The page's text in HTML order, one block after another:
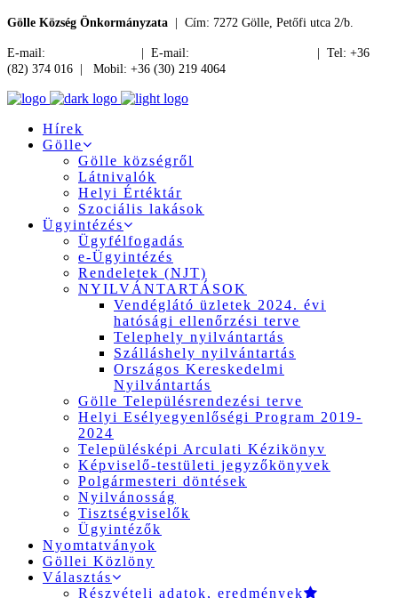
Gölle Község Önkormányzata | Cím: 7272 Gölle, Petőfi utca 2/b.
E-mail: | E-mail:
| Tel: +36
(82) 374 016 | Mobil: +36 (30) 219 4064
Hírek
Gölle
Gölle községről
Látnivalók
Helyi Értéktár
Szociális lakások
Ügyintézés
Ügyfélfogadás
e-Ügyintézés
Rendeletek (NJT)
NYILVÁNTARTÁSOK
Vendéglátó üzletek 2024. évi
hatósági ellenőrzési terve
Telephely nyilvántartás
Szálláshely nyilvántartás
Országos Kereskedelmi
Nyilvántartás
Gölle Településrendezési terve
Helyi Esélyegyenlőségi Program 2019-
2024
Településképi Arculati Kézikönyv
Képviselő-testületi jegyzőkönyvek
Polgármesteri döntések
Nyilvánosság
Tisztségviselők
Ügyintézők
Nyomtatványok
Göllei Közlöny
Választás
Részvételi adatok, eredmények